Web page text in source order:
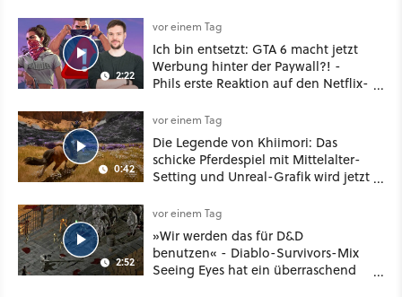
2:22
vor einem Tag
Ich bin entsetzt: GTA 6 macht jetzt
Werbung hinter der Paywall?! -
Phils erste Reaktion auf den Netflix-
0:42
vor einem Tag
Die Legende von Khiimori: Das
schicke Pferdespiel mit Mittelalter-
Setting und Unreal-Grafik wird jetzt
2:52
vor einem Tag
»Wir werden das für D&D
benutzen« - Diablo-Survivors-Mix
Seeing Eyes hat ein überraschend